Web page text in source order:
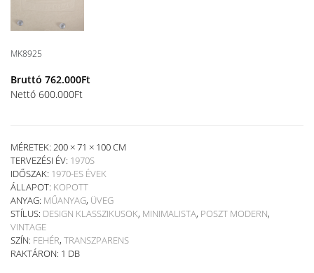
MK8925
Bruttó 762.000Ft
Nettó 600.000Ft
MÉRETEK: 200 × 71 × 100 CM
TERVEZÉSI ÉV: 1970S
IDŐSZAK: 1970-ES ÉVEK
ÁLLAPOT: KOPOTT
ANYAG: MŰANYAG, ÜVEG
STÍLUS: DESIGN KLASSZIKUSOK, MINIMALISTA, POSZT MODERN,
VINTAGE
SZÍN: FEHÉR, TRANSZPARENS
RAKTÁRON: 1 DB